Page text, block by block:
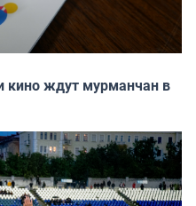
кино ждут мурманчан в